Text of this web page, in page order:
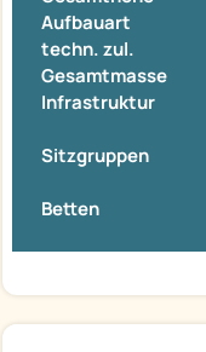
Aufbauart
techn. zul.
Gesamtmasse
Infrastruktur
Sitzgruppen
Betten